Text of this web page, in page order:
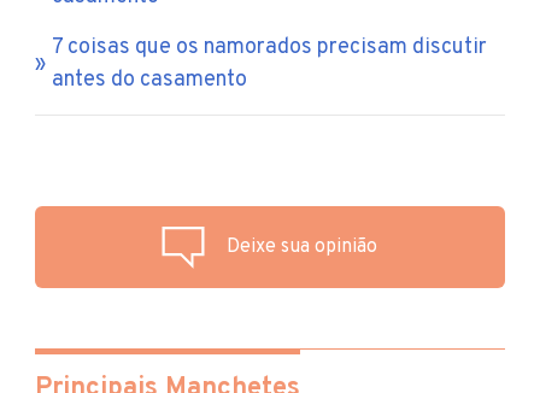
7 coisas que os namorados precisam discutir
antes do casamento
Deixe sua opinião